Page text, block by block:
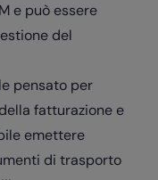
e può essere
del
pensato per
fatturazione e
emettere
di trasporto